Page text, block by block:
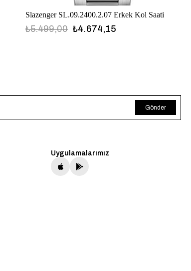
Slazenger SL.09.2400.2.07 Erkek Kol Saati
₺4.674,15
₺5.499,00
Gönder
Uygulamalarımız